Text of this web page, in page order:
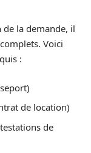
de la demande, il
Voici
:
de location)
de